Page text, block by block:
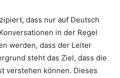
dass nur auf Deutsch
in der Regel
werden, dass der Leiter
steht das Ziel, dass die
verstehen können. Dieses